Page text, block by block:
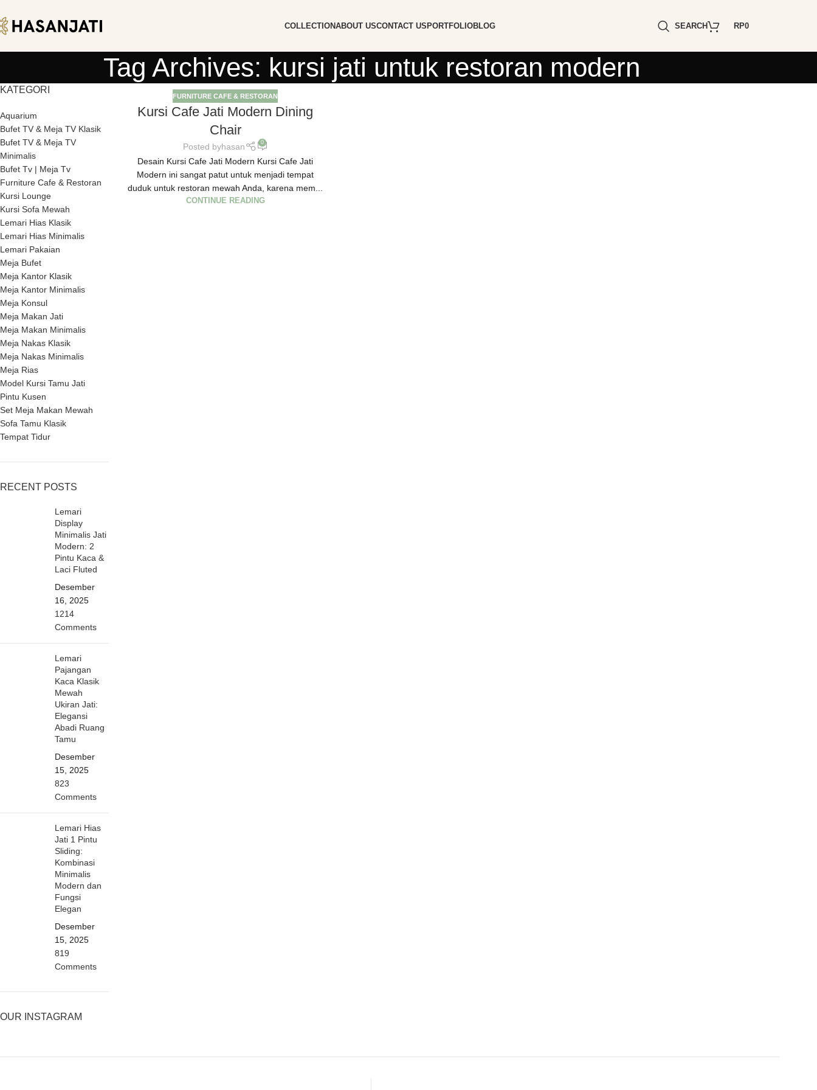
COLLECTIONABOUT USCONTACT US PORTFOLIOBLOG SEARCH RP0
Tag Archives: kursi jati untuk restoran modern
KATEGORI
Aquarium
Bufet TV & Meja TV Klasik
Bufet TV & Meja TV
Minimalis
Bufet Tv | Meja Tv
Furniture Cafe & Restoran
Kursi Lounge
Kursi Sofa Mewah
Lemari Hias Klasik
Lemari Hias Minimalis
Lemari Pakaian
Meja Bufet
Meja Kantor Klasik
Meja Kantor Minimalis
Meja Konsul
Meja Makan Jati
Meja Makan Minimalis
Meja Nakas Klasik
Meja Nakas Minimalis
Meja Rias
Model Kursi Tamu Jati
Pintu Kusen
Set Meja Makan Mewah
Sofa Tamu Klasik
Tempat Tidur
RECENT POSTS
Lemari
Display
Minimalis Jati
Modern: 2
Pintu Kaca &
Laci Fluted
Desember
16, 2025
1214
Comments
Lemari
Pajangan
Kaca Klasik
Mewah
Ukiran Jati:
Elegansi
Abadi Ruang
Tamu
Desember
15, 2025
823
Comments
Lemari Hias
Jati 1 Pintu
Sliding:
Kombinasi
Minimalis
Modern dan
Fungsi
Elegan
Desember
15, 2025
819
Comments
OUR INSTAGRAM
FURNITURE CAFE & RESTORAN
Kursi Cafe Jati Modern Dining
Chair
Posted byhasan 0
Desain Kursi Cafe Jati Modern Kursi Cafe Jati
Modern ini sangat patut untuk menjadi tempat
duduk untuk restoran mewah Anda, karena mem...
CONTINUE READING